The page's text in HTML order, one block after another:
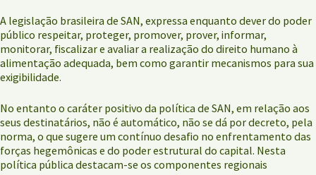
A legislação brasileira de SAN, expressa enquanto dever do poder
público respeitar, proteger, promover, prover, informar,
monitorar, fiscalizar e avaliar a realização do direito humano à
alimentação adequada, bem como garantir mecanismos para sua
exigibilidade.
No entanto o caráter positivo da política de SAN, em relação aos
seus destinatários, não é automático, não se dá por decreto, pela
norma, o que sugere um contínuo desafio no enfrentamento das
forças hegemônicas e do poder estrutural do capital. Nesta
política pública destacam-se os componentes regionais